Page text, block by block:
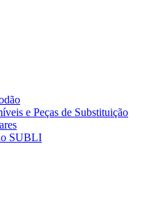
e Peças de Substituição
SUBLI